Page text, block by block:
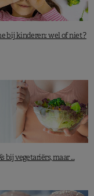
bij kinderen: wel of niet ?
bij vegetariërs, maar …